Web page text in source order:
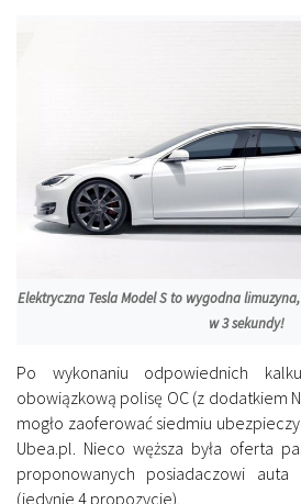
Elektryczna Tesla Model S to wygodna
w 3 sekundy!
Po wykonaniu odpowiednich
obowiązkową polisę OC (z dodatkiem
mogło zaoferować siedmiu
Ubea.pl. Nieco węższa była oferta
proponowanych posiadaczowi
(jedynie 4 propozycje).